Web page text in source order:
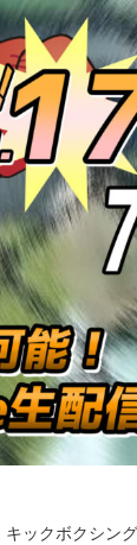
ックボクシン